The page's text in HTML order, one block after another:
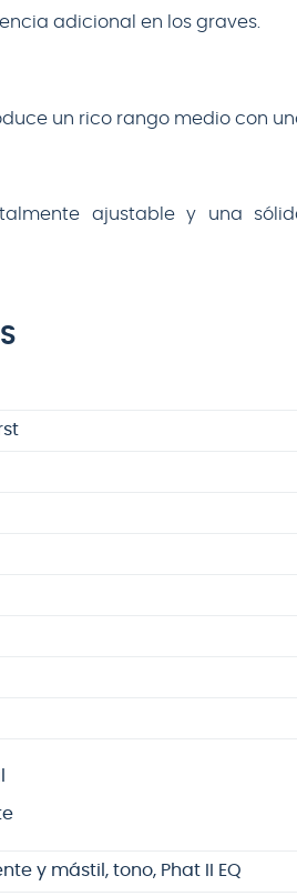
adicional en los graves.
un rico rango medio con
ajustable y una
y mástil, tono, Phat II EQ